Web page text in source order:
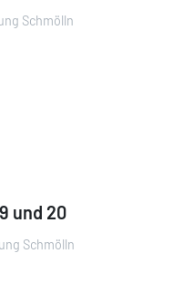
Schmölln
und 20
Schmölln